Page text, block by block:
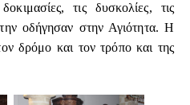
τις δυσκολίες, τις
την οδήγησαν στην Αγιότητα. Η
δρόμο και τον τρόπο και της